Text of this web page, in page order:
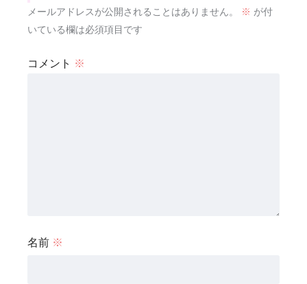
メールアドレスが公開されることはありません。 ※ が付
いている欄は必須項目です
コメント ※
名前 ※